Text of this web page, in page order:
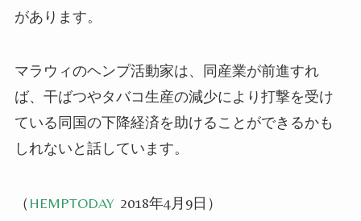
があります。
マラウィのヘンプ活動家は、 同産業が前進すれ
ば、 干ばつやタバコ生産の減少により打撃を受け
ている同国の下降経済を助けることができるかも
しれないと話しています。
（ HEMPTODAY2018年4月9日）